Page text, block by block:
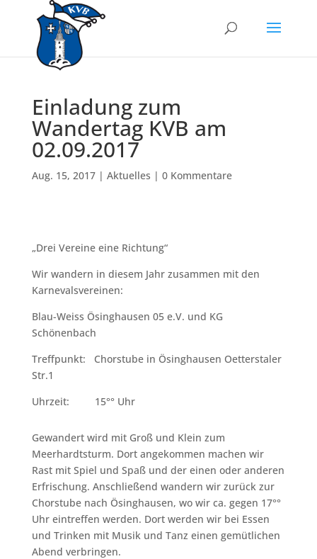
Einladung zum
Wandertag KVB am
02.09.2017
Aug. 15, 2017| Aktuelles | 0 Kommentare
„Drei Vereine eine Richtung“
Wir wandern in diesem Jahr zusammen mit den
Karnevalsvereinen:
Blau-Weiss Ösinghausen 05 e.V. und KG
Schönenbach
Treffpunkt: Chorstube in Ösinghausen Oetterstaler
Str.1
Uhrzeit: 15°° Uhr
Gewandert wird mit Groß und Klein zum
Meerhardtsturm. Dort angekommen machen wir
Rast mit Spiel und Spaß und der einen oder anderen
Erfrischung. Anschließend wandern wir zurück zur
Chorstube nach Ösinghausen, wo wir ca. gegen 17°°
Uhr eintreffen werden. Dort werden wir bei Essen
und Trinken mit Musik und Tanz einen gemütlichen
Abend verbringen.